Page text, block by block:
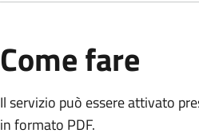
Come fare
Il servizio può essere attivato
in formato PDF.